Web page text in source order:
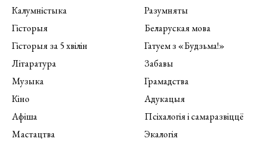
Калумністыка
Гісторыя
Гісторыя за 5 хвілін
Літаратура
Музыка
Кіно
Афіша
Мастацтва
Разумняты
Беларуская мова
Гатуем з «Будзьма!»
Забавы
Грамадства
Адукацыя
Псіхалогія і самаразвіццё
Экалогія